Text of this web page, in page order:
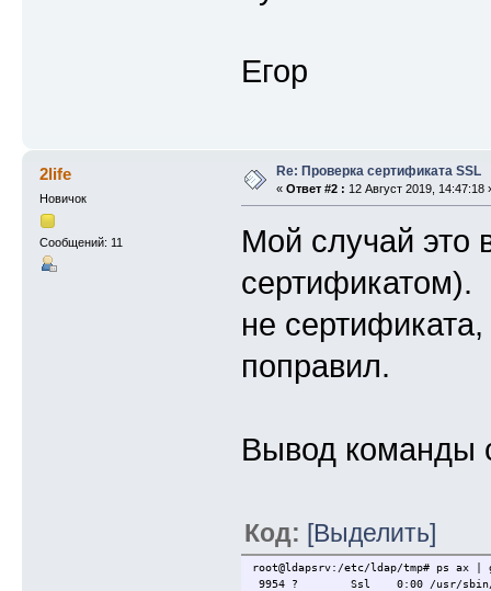
Егор
2life
Новичок
Сообщений: 11
Re: Проверка сертификата SSL
« Ответ #2 : 12 Август 2019, 14:47:18
Мой случай это
не
поправил.
Вывод команды
Код: [Выделить]
root@ldapsrv:/etc/ldap/tmp# ps ax |
9954 ? Ssl 0:00 /usr/sbin/